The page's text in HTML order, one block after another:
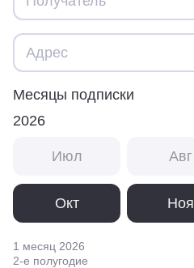
Месяцы подписки
2026
Июл Авг
Окт Ноя
1 месяц 2026
2-е полугодие